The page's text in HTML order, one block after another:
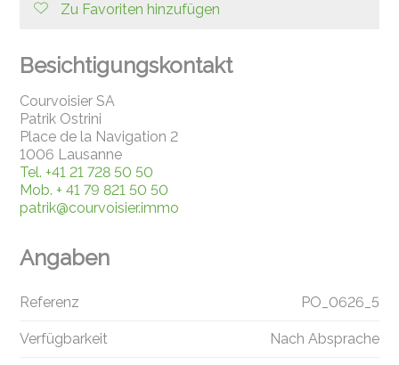
Zu Favoriten hinzufügen
Besichtigungskontakt
Courvoisier SA
Patrik Ostrini
Place de la Navigation 2
1006 Lausanne
Tel. +41 21 728 50 50
Mob. + 41 79 821 50 50
patrik@courvoisier.immo
Angaben
Referenz PO_0626_5
Verfügbarkeit Nach Absprache